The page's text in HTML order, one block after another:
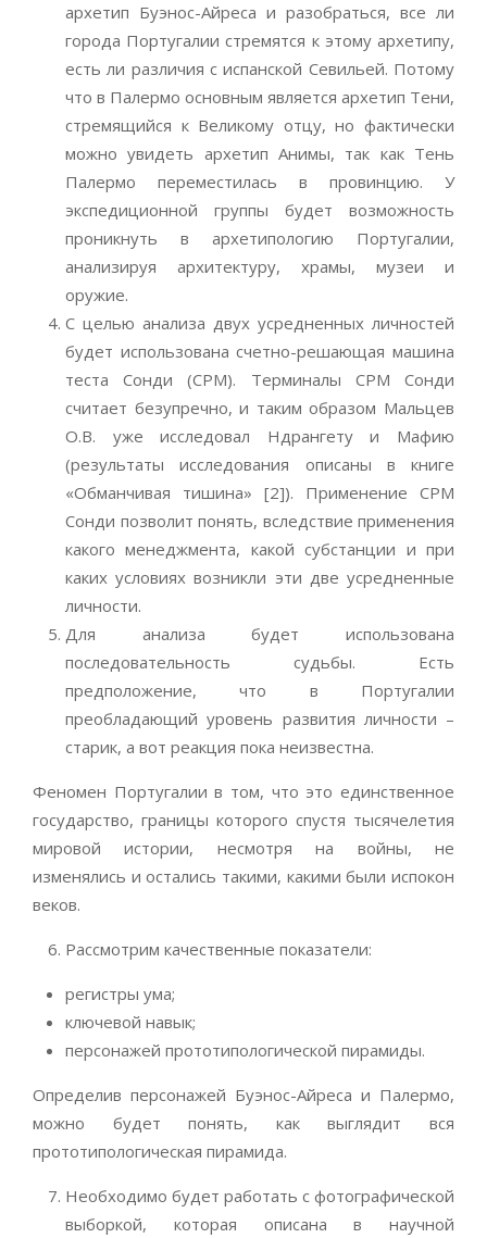
архетип Буэнос-Айреса и разобраться, все ли
города Португалии стремятся к этому архетипу,
есть ли различия с испанской Севильей. Потому
что в Палермо основным является архетип Тени,
стремящийся к Великому отцу, но фактически
можно увидеть архетип Анимы, так как Тень
Палермо переместилась в провинцию. У
экспедиционной группы будет возможность
проникнуть в архетипологию Португалии,
анализируя архитектуру, храмы, музеи и
оружие.
С целью анализа двух усредненных личностей
будет использована счетно-решающая машина
теста Сонди (СРМ). Терминалы СРМ Сонди
считает безупречно, и таким образом Мальцев
О.В. уже исследовал Ндрангету и Мафию
(результаты исследования описаны в книге
«Обманчивая тишина» [2]). Применение СРМ
Сонди позволит понять, вследствие применения
какого менеджмента, какой субстанции и при
каких условиях возникли эти две усредненные
личности.
Для анализа будет использована
последовательность судьбы. Есть
предположение, что в Португалии
преобладающий уровень развития личности –
старик, а вот реакция пока неизвестна.
Феномен Португалии в том, что это единственное
государство, границы которого спустя тысячелетия
мировой истории, несмотря на войны, не
изменялись и остались такими, какими были испокон
веков.
Рассмотрим качественные показатели:
регистры ума;
ключевой навык;
персонажей прототипологической пирамиды.
Определив персонажей Буэнос-Айреса и Палермо,
можно будет понять, как выглядит вся
прототипологическая пирамида.
Необходимо будет работать с фотографической
выборкой, которая описана в научной